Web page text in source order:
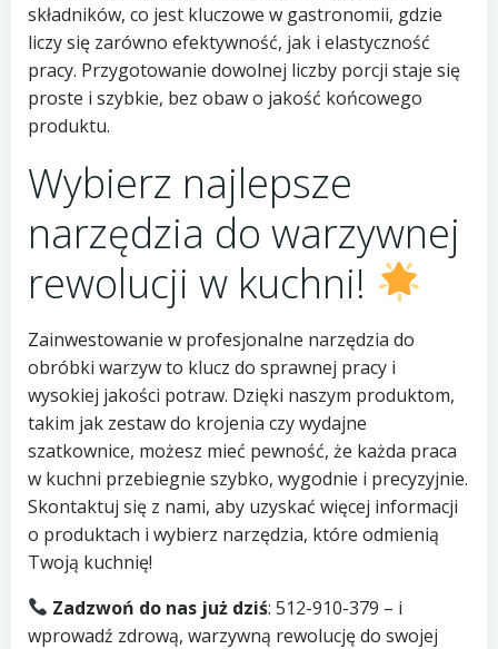
składników, co jest kluczowe w gastronomii, gdzie
liczy się zarówno efektywność, jak i elastyczność
pracy. Przygotowanie dowolnej liczby porcji staje się
proste i szybkie, bez obaw o jakość końcowego
produktu.
Wybierz najlepsze
narzędzia do warzywnej
rewolucji w kuchni!
Zainwestowanie w profesjonalne narzędzia do
obróbki warzyw to klucz do sprawnej pracy i
wysokiej jakości potraw. Dzięki naszym produktom,
takim jak zestaw do krojenia czy wydajne
szatkownice, możesz mieć pewność, że każda praca
w kuchni przebiegnie szybko, wygodnie i precyzyjnie.
Skontaktuj się z nami, aby uzyskać więcej informacji
o produktach i wybierz narzędzia, które odmienią
Twoją kuchnię!
Zadzwoń do nas już dziś: 512-910-379 – i
wprowadź zdrową, warzywną rewolucję do swojej